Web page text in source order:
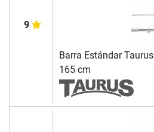
9
Barra Estándar Taurus
165 cm